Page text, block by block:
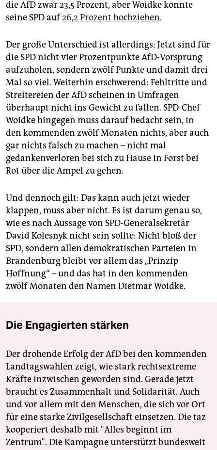
die AfD zwar 23,5 Prozent, aber Woidke konnte
seine SPD auf26,2 Prozent hochziehen.
Der große Unterschied ist allerdings: Jetzt sind für
die SPD nicht vier Prozentpunkte AfD-Vorsprung
aufzuholen, sondern zwölf Punkte und damit drei
Mal so viel. Weiterhin erschwerend: Fehltritte und
Streitereien der AfD scheinen in Umfragen
überhaupt nicht ins Gewicht zu fallen. SPD-Chef
Woidke hingegen muss darauf bedacht sein, in
den kommenden zwölf Monaten nichts, aber auch
gar nichts falsch zu machen – nicht mal
gedankenverloren bei sich zu Hause in Forst bei
Rot über die Ampel zu gehen.
Und dennoch gilt: Das kann auch jetzt wieder
klappen, muss aber nicht. Es ist darum genau so,
wie es nach Aussage von SPD-Generalsekretär
David Kolesnyk nicht sein sollte: Nicht bloß der
SPD, sondern allen demokratischen Parteien in
Brandenburg bleibt vor allem das „Prinzip
Hoffnung“ – und das hat in den kommenden
zwölf Monaten den Namen Dietmar Woidke.
Die Engagierten stärken
Der drohende Erfolg der AfD bei den kommenden
Landtagswahlen zeigt, wie stark rechtsextreme
Kräfte inzwischen geworden sind. Gerade jetzt
braucht es Zusammenhalt und Solidarität. Auch
und vor allem mit den Menschen, die sich vor Ort
für eine starke Zivilgesellschaft einsetzen. Die taz
kooperiert deshalb mit "Alles beginnt im
Zentrum". Die Kampagne unterstützt bundesweit